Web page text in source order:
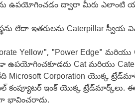
ద్వారా మీరు ఎలాంటి
లేదా ఇతరులను Caterpillar
Yellow", "Power Edge"
ఉపయోగించకూడదు Cat మరియు
Microsoft Corporation యొక్క
ఇంక్ యొక్క
భావించరాదు.